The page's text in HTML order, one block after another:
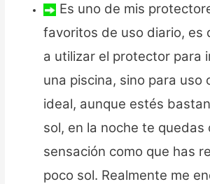
Es uno de mis
favoritos de uso diario, es
a utilizar el protector para
una piscina, sino para uso
ideal, aunque estés
sol, en la noche te quedas
sensación como que has
poco sol. Realmente me